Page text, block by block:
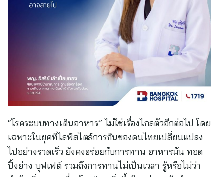
“โรคระบบทางเดินอาหาร” ไม่ใช่เรื่องไกลตัวอีกต่อไป โดย
เฉพาะในยุคที่ไลฟ์สไตล์การกินของคนไทยเปลี่ยนแปลง
ไปอย่างรวดเร็ว ยังคงอร่อยกับการทาน อาหารมัน ทอด
ปิ้งย่าง บุฟเฟต์ รวมถึงการทานไม่เป็นเวลา รู้หรือไม่ว่า